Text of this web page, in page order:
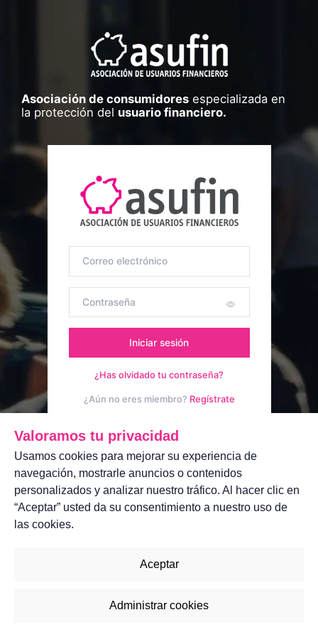
Asociación de consumidores especializada en
la protección del usuario financiero.
Iniciar sesión
¿Has olvidado tu contraseña?
¿Aún no eres miembro? Regístrate
Valoramos tu privacidad
Usamos cookies para mejorar su experiencia de
navegación, mostrarle anuncios o contenidos
personalizados y analizar nuestro tráfico. Al hacer clic en
“Aceptar” usted da su consentimiento a nuestro uso de
las cookies.
Aceptar
Administrar cookies